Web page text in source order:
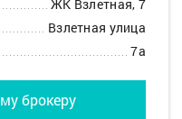
ЖК Взлетная, 7
Взлетная улица
7а
брокеру